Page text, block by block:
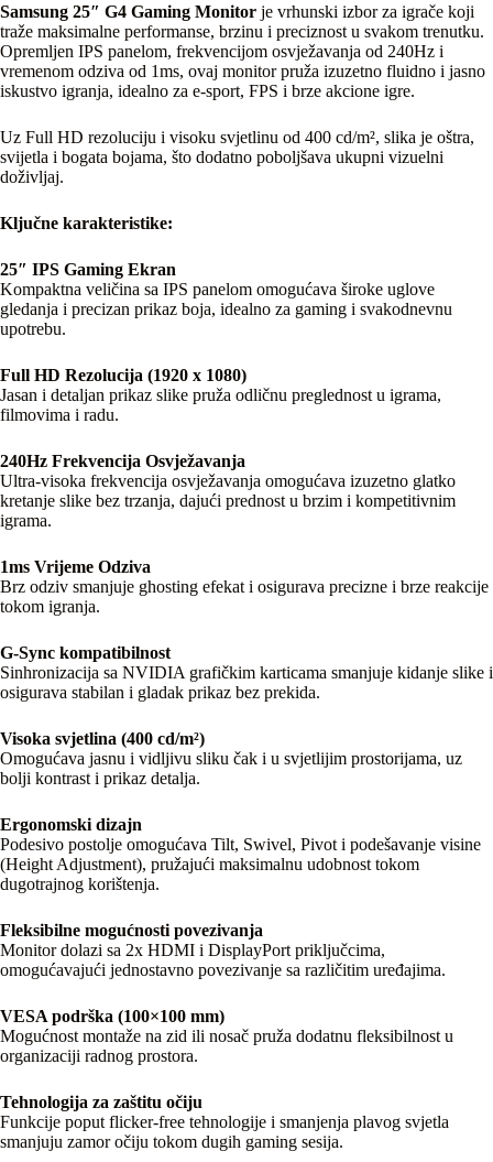
Samsung 25″ G4 Gaming Monitor je vrhunski izbor za igrače koji
traže maksimalne performanse, brzinu i preciznost u svakom trenutku.
Opremljen IPS panelom, frekvencijom osvježavanja od 240Hz i
vremenom odziva od 1ms, ovaj monitor pruža izuzetno fluidno i jasno
iskustvo igranja, idealno za e-sport, FPS i brze akcione igre.
Uz Full HD rezoluciju i visoku svjetlinu od 400 cd/m², slika je oštra,
svijetla i bogata bojama, što dodatno poboljšava ukupni vizuelni
doživljaj.
Ključne karakteristike:
25″ IPS Gaming Ekran
Kompaktna veličina sa IPS panelom omogućava široke uglove
gledanja i precizan prikaz boja, idealno za gaming i svakodnevnu
upotrebu.
Full HD Rezolucija (1920 x 1080)
Jasan i detaljan prikaz slike pruža odličnu preglednost u igrama,
filmovima i radu.
240Hz Frekvencija Osvježavanja
Ultra-visoka frekvencija osvježavanja omogućava izuzetno glatko
kretanje slike bez trzanja, dajući prednost u brzim i kompetitivnim
igrama.
1ms Vrijeme Odziva
Brz odziv smanjuje ghosting efekat i osigurava precizne i brze reakcije
tokom igranja.
G-Sync kompatibilnost
Sinhronizacija sa NVIDIA grafičkim karticama smanjuje kidanje slike i
osigurava stabilan i gladak prikaz bez prekida.
Visoka svjetlina (400 cd/m²)
Omogućava jasnu i vidljivu sliku čak i u svjetlijim prostorijama, uz
bolji kontrast i prikaz detalja.
Ergonomski dizajn
Podesivo postolje omogućava Tilt, Swivel, Pivot i podešavanje visine
(Height Adjustment), pružajući maksimalnu udobnost tokom
dugotrajnog korištenja.
Fleksibilne mogućnosti povezivanja
Monitor dolazi sa 2x HDMI i DisplayPort priključcima,
omogućavajući jednostavno povezivanje sa različitim uređajima.
VESA podrška (100×100 mm)
Mogućnost montaže na zid ili nosač pruža dodatnu fleksibilnost u
organizaciji radnog prostora.
Tehnologija za zaštitu očiju
Funkcije poput flicker-free tehnologije i smanjenja plavog svjetla
smanjuju zamor očiju tokom dugih gaming sesija.